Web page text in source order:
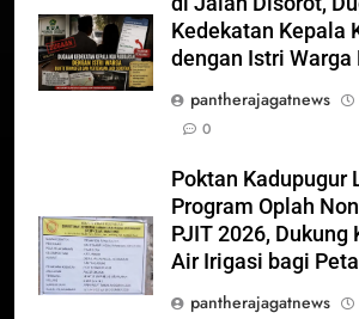
Kedekatan Kepala
dengan Istri Warga
pantherajagatnews
0
Poktan Kadupugur
Program Oplah
PJIT 2026, Dukung
Air Irigasi bagi
pantherajagatnews